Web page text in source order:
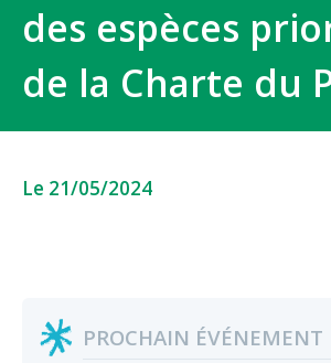
des espèces
de la Charte du
Le 21/05/2024
PROCHAIN ÉVÉNEMENT